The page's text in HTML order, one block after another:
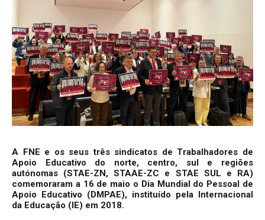
A FNE e os seus três sindicatos de Trabalhadores de
Apoio Educativo do norte, centro, sul e regiões
autónomas (STAE-ZN, STAAE-ZC e STAE SUL e RA)
comemoraram a 16 de maio o Dia Mundial do Pessoal de
Apoio Educativo (DMPAE), instituído pela Internacional
da Educação (IE) em 2018.